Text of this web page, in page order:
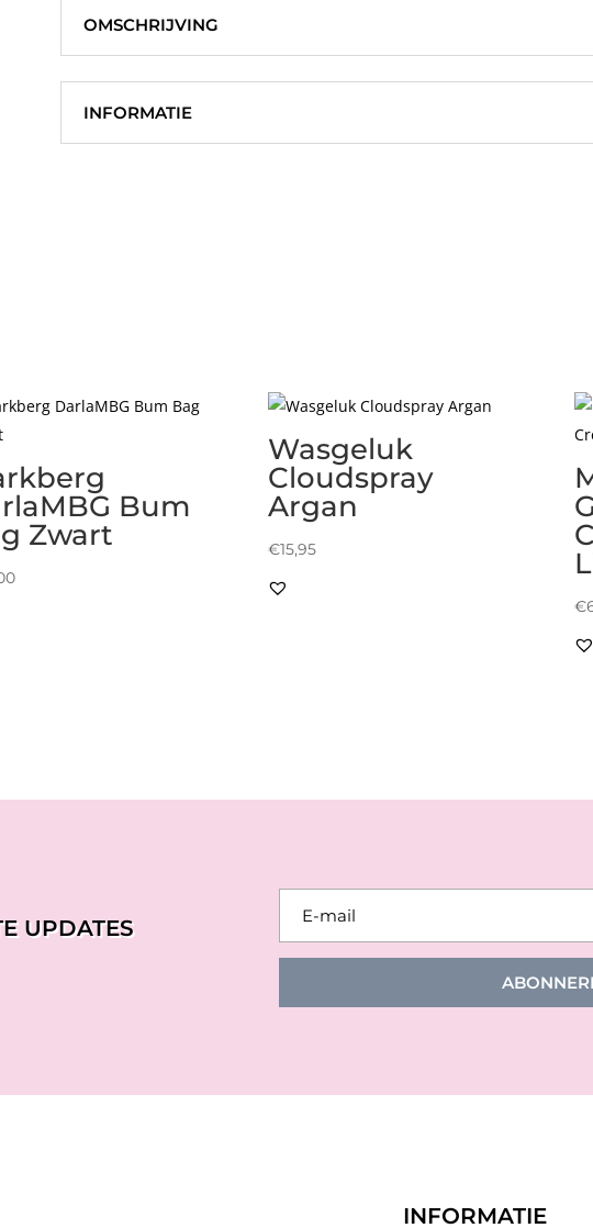
Blauw
aantal
OMSCHRIJVING
INFORMATIE
Bum
Zwart
Wasgeluk
Cloudspray
Argan
€15,95
€
UPDATES
INFORMATIE